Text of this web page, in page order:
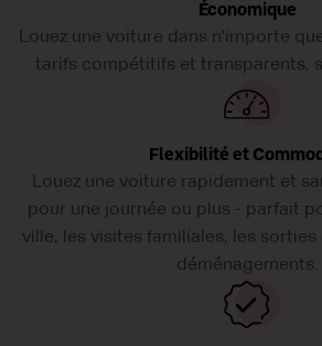
Économique
Louez une voiture dans n'importe
tarifs compétitifs et transparents,
Flexibilité et
Louez une voiture rapidement et
pour une journée ou plus - parfait
ville, les visites familiales, les
déménagements.